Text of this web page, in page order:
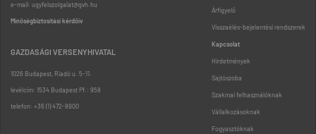
e-mail: ugyfelszolgalat@gvh.hu
Minőségbiztosítási kérdőív
GAZDASÁGI VERSENYHIVATAL
1026 Budapest, Riadó u. 5-11.
levélcím: 1534 Budapest Pf.: 958
telefon: +36 (1) 472-8900
Árfigyelő
Visszaélés-bejelentési rendszerek
Kapcsolat
Hirdetmények
Sajtószoba
Szakmai felhasználóknak
Vállalkozásoknak
Fogyasztóknak